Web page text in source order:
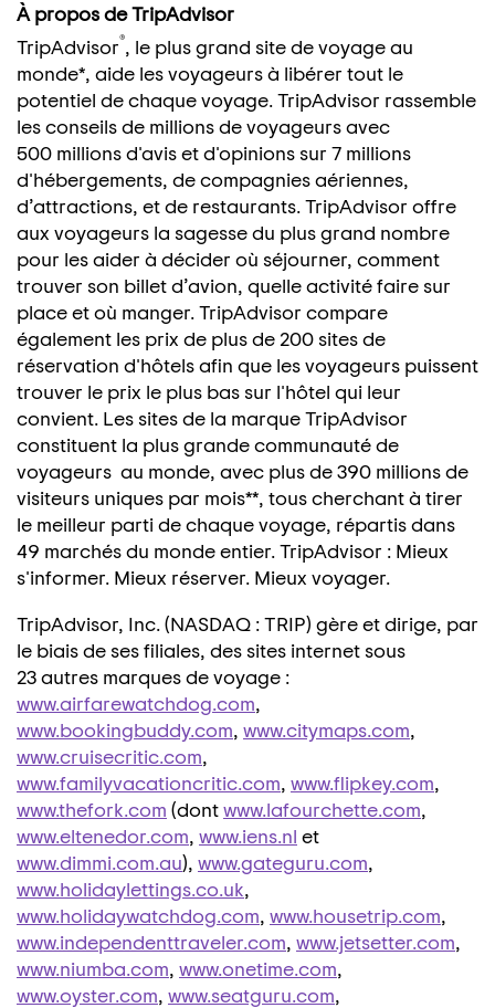
À propos de TripAdvisor
TripAdvisor®, le plus grand site de voyage au
monde*, aide les voyageurs à libérer tout le
potentiel de chaque voyage. TripAdvisor rassemble
les conseils de millions de voyageurs avec
500 millions d'avis et d'opinions sur 7 millions
d'hébergements, de compagnies aériennes,
d’attractions, et de restaurants. TripAdvisor offre
aux voyageurs la sagesse du plus grand nombre
pour les aider à décider où séjourner, comment
trouver son billet d’avion, quelle activité faire sur
place et où manger. TripAdvisor compare
également les prix de plus de 200 sites de
réservation d'hôtels afin que les voyageurs puissent
trouver le prix le plus bas sur l'hôtel qui leur
convient. Les sites de la marque TripAdvisor
constituent la plus grande communauté de
voyageurs au monde, avec plus de 390 millions de
visiteurs uniques par mois**, tous cherchant à tirer
le meilleur parti de chaque voyage, répartis dans
49 marchés du monde entier. TripAdvisor : Mieux
s'informer. Mieux réserver. Mieux voyager.
TripAdvisor, Inc. (NASDAQ : TRIP) gère et dirige, par
le biais de ses filiales, des sites internet sous
23 autres marques de voyage :
www.airfarewatchdog.com,
www.bookingbuddy.com, www.citymaps.com,
www.cruisecritic.com,
www.familyvacationcritic.com, www.flipkey.com,
www.thefork.com (dontwww.lafourchette.com,
www.eltenedor.com, www.iens.nl et
www.dimmi.com.au), www.gateguru.com,
www.holidaylettings.co.uk,
www.holidaywatchdog.com, www.housetrip.com,
www.independenttraveler.com, www.jetsetter.com,
www.niumba.com, www.onetime.com,
www.oyster.com, www.seatguru.com,